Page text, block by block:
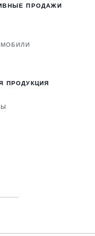
ПРОДАЖИ
ПРОДУКЦИЯ